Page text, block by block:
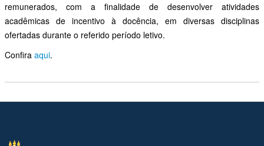
remunerados, com a finalidade de desenvolver atividades
acadêmicas de incentivo à docência, em diversas disciplinas
ofertadas durante o referido período letivo.
Confira aqui.